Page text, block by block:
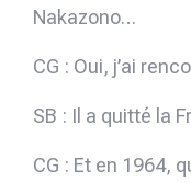
Nakazono…
CG : Oui, j’ai
SB : Il a quitté la
CG : Et en 1964,